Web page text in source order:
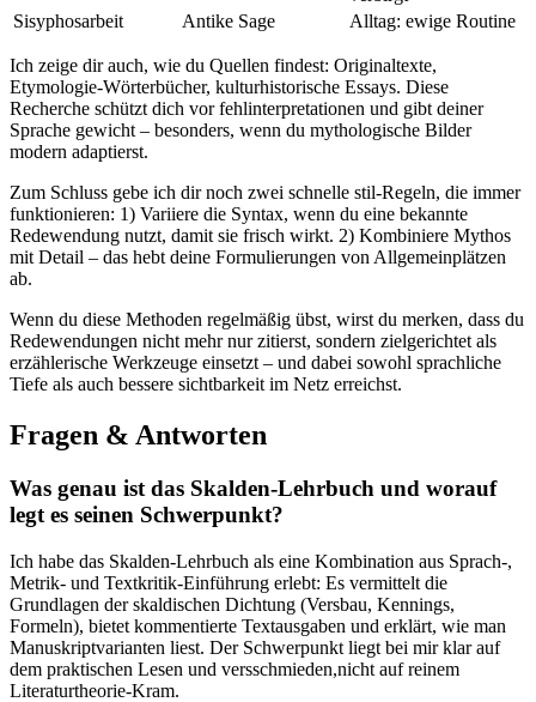
Sisyphosarbeit
Antike Sage Alltag: ⁤ewige Routine
Ich zeige dir ⁤auch, wie du Quellen findest: Originaltexte,
Etymologie-Wörterbücher, kulturhistorische ‌Essays. ‌Diese
Recherche schützt dich vor fehlinterpretationen und⁢ gibt deiner
Sprache gewicht​ – besonders, wenn du⁣ mythologische Bilder⁢
modern ⁣adaptierst.
Zum Schluss gebe‍ ich dir noch‍ zwei schnelle⁢ stil-Regeln,⁢ die immer ​
funktionieren:​ 1) Variiere die Syntax, wenn ‍du eine bekannte​
Redewendung‍ nutzt, ​damit sie frisch wirkt. 2) Kombiniere Mythos
mit Detail – ‌das ⁢hebt deine Formulierungen von Allgemeinplätzen
⁢ab.
Wenn du diese Methoden regelmäßig ‍übst, wirst du merken, dass⁢ du
Redewendungen nicht mehr nur zitierst, sondern zielgerichtet⁣ als
erzählerische Werkzeuge einsetzt – und ⁢dabei sowohl sprachliche​
Tiefe als auch bessere sichtbarkeit im Netz erreichst.
Fragen & Antworten
Was‌ genau⁢ ist das Skalden-Lehrbuch und worauf
⁤legt es seinen‌ Schwerpunkt?
Ich habe das Skalden-Lehrbuch als eine Kombination aus Sprach-,
Metrik- ‍und Textkritik-Einführung erlebt: Es⁢ vermittelt⁣ die
Grundlagen der skaldischen⁢ Dichtung (Versbau, Kennings,
Formeln), bietet kommentierte Textausgaben‍ und erklärt,⁢ wie man
Manuskriptvarianten⁢ liest. Der Schwerpunkt liegt bei mir ‌klar⁣ auf
⁤dem‌ praktischen Lesen⁣ und ‌versschmieden,nicht‌ auf reinem
Literaturtheorie-Kram.